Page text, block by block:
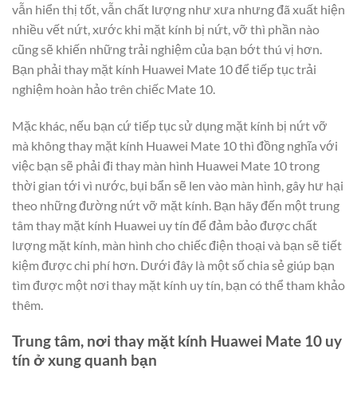
vẫn hiển thị tốt, vẫn chất lượng như xưa nhưng đã xuất hiện
nhiều vết nứt, xước khi mặt kính bị nứt, vỡ thì phần nào
cũng sẽ khiến những trải nghiệm của bạn bớt thú vị hơn.
Bạn phải thay mặt kính Huawei Mate 10 để tiếp tục trải
nghiệm hoàn hảo trên chiếc Mate 10.
Mặc khác, nếu bạn cứ tiếp tục sử dụng mặt kính bị nứt vỡ
mà không thay mặt kính Huawei Mate 10 thì đồng nghĩa với
việc bạn sẽ phải đi thay màn hình Huawei Mate 10 trong
thời gian tới vì nước, bụi bẩn sẽ len vào màn hình, gây hư hại
theo những đường nứt vỡ mặt kính. Bạn hãy đến một trung
tâm thay mặt kính Huawei uy tín để đảm bảo được chất
lượng mặt kính, màn hình cho chiếc điện thoại và bạn sẽ tiết
kiệm được chi phí hơn. Dưới đây là một số chia sẻ giúp bạn
tìm được một nơi thay mặt kính uy tín, bạn có thể tham khảo
thêm.
Trung tâm, nơi thay mặt kính Huawei Mate 10 uy
tín ở xung quanh bạn